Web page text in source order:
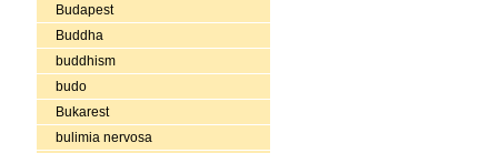
Budapest
Buddha
buddhism
budo
Bukarest
bulimia nervosa